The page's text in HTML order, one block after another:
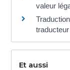
valeur
Et aussi